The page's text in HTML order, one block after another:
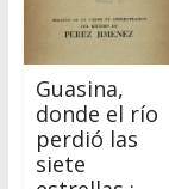
Guasina,
donde el río
perdió las
siete